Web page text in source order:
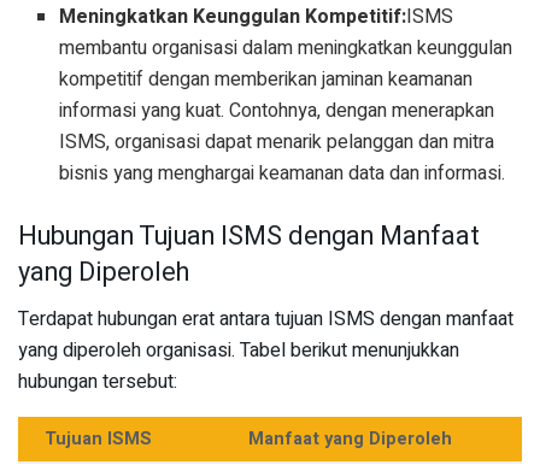
Meningkatkan Keunggulan Kompetitif:ISMS
membantu organisasi dalam meningkatkan keunggulan
kompetitif dengan memberikan jaminan keamanan
informasi yang kuat. Contohnya, dengan menerapkan
ISMS, organisasi dapat menarik pelanggan dan mitra
bisnis yang menghargai keamanan data dan informasi.
Hubungan Tujuan ISMS dengan Manfaat
yang Diperoleh
Terdapat hubungan erat antara tujuan ISMS dengan manfaat
yang diperoleh organisasi. Tabel berikut menunjukkan
hubungan tersebut:
Tujuan ISMS Manfaat yang Diperoleh